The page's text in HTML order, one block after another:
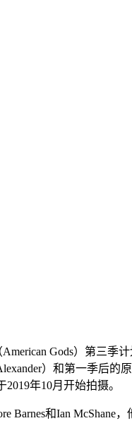
Gods）第三季
）和第一季后的
年10月开始拍摄。
Barnes和Ian McShane